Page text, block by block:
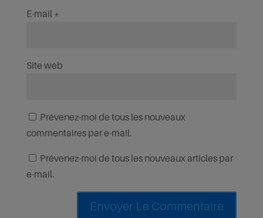
E-mail *
Site web
Prévenez-moi de tous les nouveaux
commentaires par e-mail.
Prévenez-moi de tous les nouveaux articles par
e-mail.